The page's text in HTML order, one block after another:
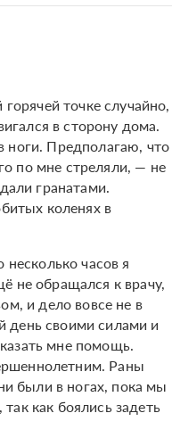
точке случайно,
в сторону дома.
ноги. Предполагаю, что
по мне стреляли, — не
гранатами.
коленях в
часов я
не обращался к врачу,
и дело вовсе не в
день своими силами и
мне помощь.
Раны
были в ногах, пока мы
как боялись задеть